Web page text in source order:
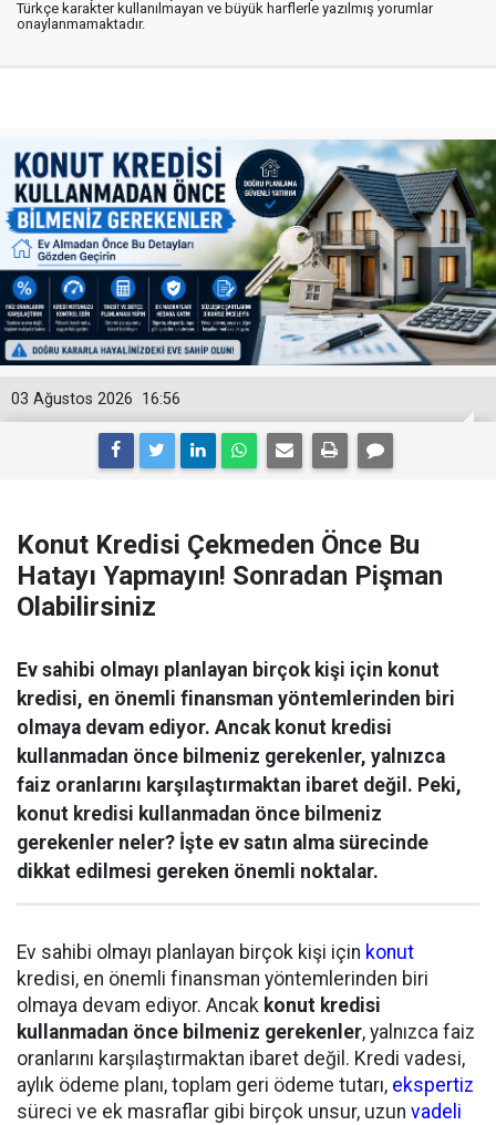
Türkçe karakter kullanılmayan ve büyük harflerle yazılmış yorumlar
onaylanmamaktadır.
16:56
03 Ağustos 2026
Konut Kredisi Çekmeden Önce Bu
Hatayı Yapmayın! Sonradan Pişman
Olabilirsiniz
Ev sahibi olmayı planlayan birçok kişi için konut
kredisi, en önemli finansman yöntemlerinden biri
olmaya devam ediyor. Ancak konut kredisi
kullanmadan önce bilmeniz gerekenler, yalnızca
faiz oranlarını karşılaştırmaktan ibaret değil. Peki,
konut kredisi kullanmadan önce bilmeniz
gerekenler neler? İşte ev satın alma sürecinde
dikkat edilmesi gereken önemli noktalar.
Ev sahibi olmayı planlayan birçok kişi için konut
kredisi, en önemli finansman yöntemlerinden biri
olmaya devam ediyor. Ancak konut kredisi
kullanmadan önce bilmeniz gerekenler, yalnızca faiz
oranlarını karşılaştırmaktan ibaret değil. Kredi vadesi,
aylık ödeme planı, toplam geri ödeme tutarı, ekspertiz
süreci ve ek masraflar gibi birçok unsur, uzun vadeli